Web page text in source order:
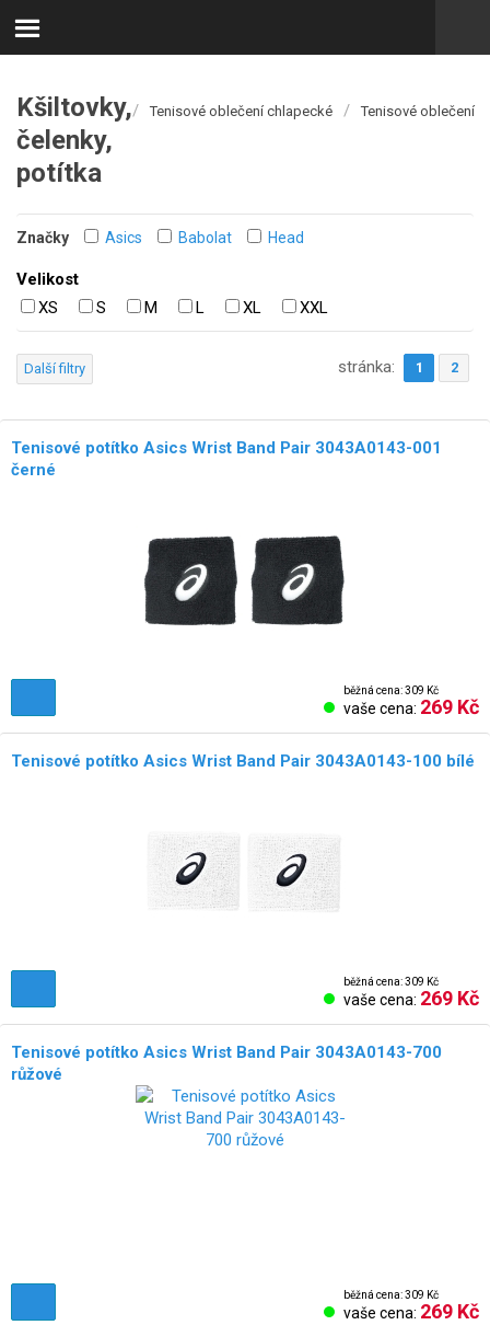
Kšiltovky,
čelenky,
potítka
/ Tenisové oblečení chlapecké / Tenisové oblečení
Značky Asics Babolat Head
Velikost
XS
S M L XL XXL
Další filtry stránka: 1 2
Tenisové potítko Asics Wrist Band Pair 3043A0143-001
černé
běžná cena: 309 Kč
vaše cena: 269 Kč
Tenisové potítko Asics Wrist Band Pair 3043A0143-100 bílé
běžná cena: 309 Kč
vaše cena: 269 Kč
Tenisové potítko Asics Wrist Band Pair 3043A0143-700
růžové
běžná cena: 309 Kč
vaše cena: 269 Kč